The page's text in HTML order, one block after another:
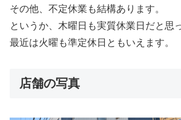
その他、不定休業も結構あります。
というか、木曜日も実質休業日だと思
最近は火曜も準定休日ともいえます。
店舗の写真